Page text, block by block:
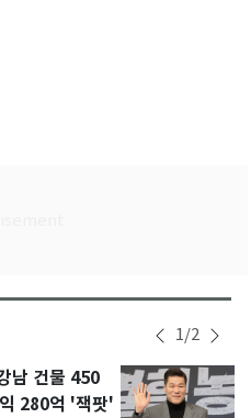
1/2
남 건물 450
280억 '잭팟'